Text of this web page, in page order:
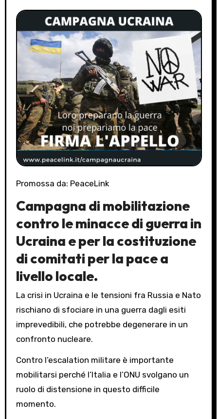
Promossa da: PeaceLink
Campagna di mobilitazione
contro le minacce di guerra in
Ucraina e per la costituzione
di comitati per la pace a
livello locale.
La crisi in Ucraina e le tensioni fra Russia e Nato
rischiano di sfociare in una guerra dagli esiti
imprevedibili, che potrebbe degenerare in un
confronto nucleare.
Contro l’escalation militare è importante
mobilitarsi perché l’Italia e l’ONU svolgano un
ruolo di distensione in questo difficile
momento.